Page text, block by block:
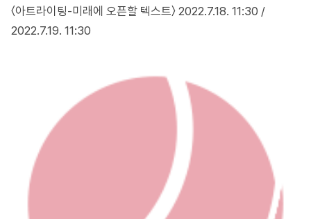
〈아트라이팅-미래에 오픈할 텍스트〉 2022.7.18. 11:30 /
2022.7.19. 11:30